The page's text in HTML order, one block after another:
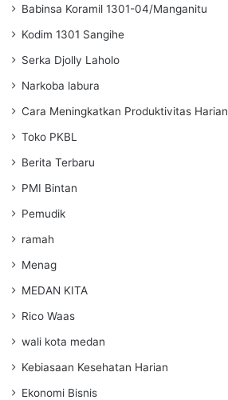
Babinsa Koramil 1301-04/Manganitu
Kodim 1301 Sangihe
Serka Djolly Laholo
Narkoba labura
Cara Meningkatkan Produktivitas Harian
Toko PKBL
Berita Terbaru
PMI Bintan
Pemudik
ramah
Menag
MEDAN KITA
Rico Waas
wali kota medan
Kebiasaan Kesehatan Harian
Ekonomi Bisnis